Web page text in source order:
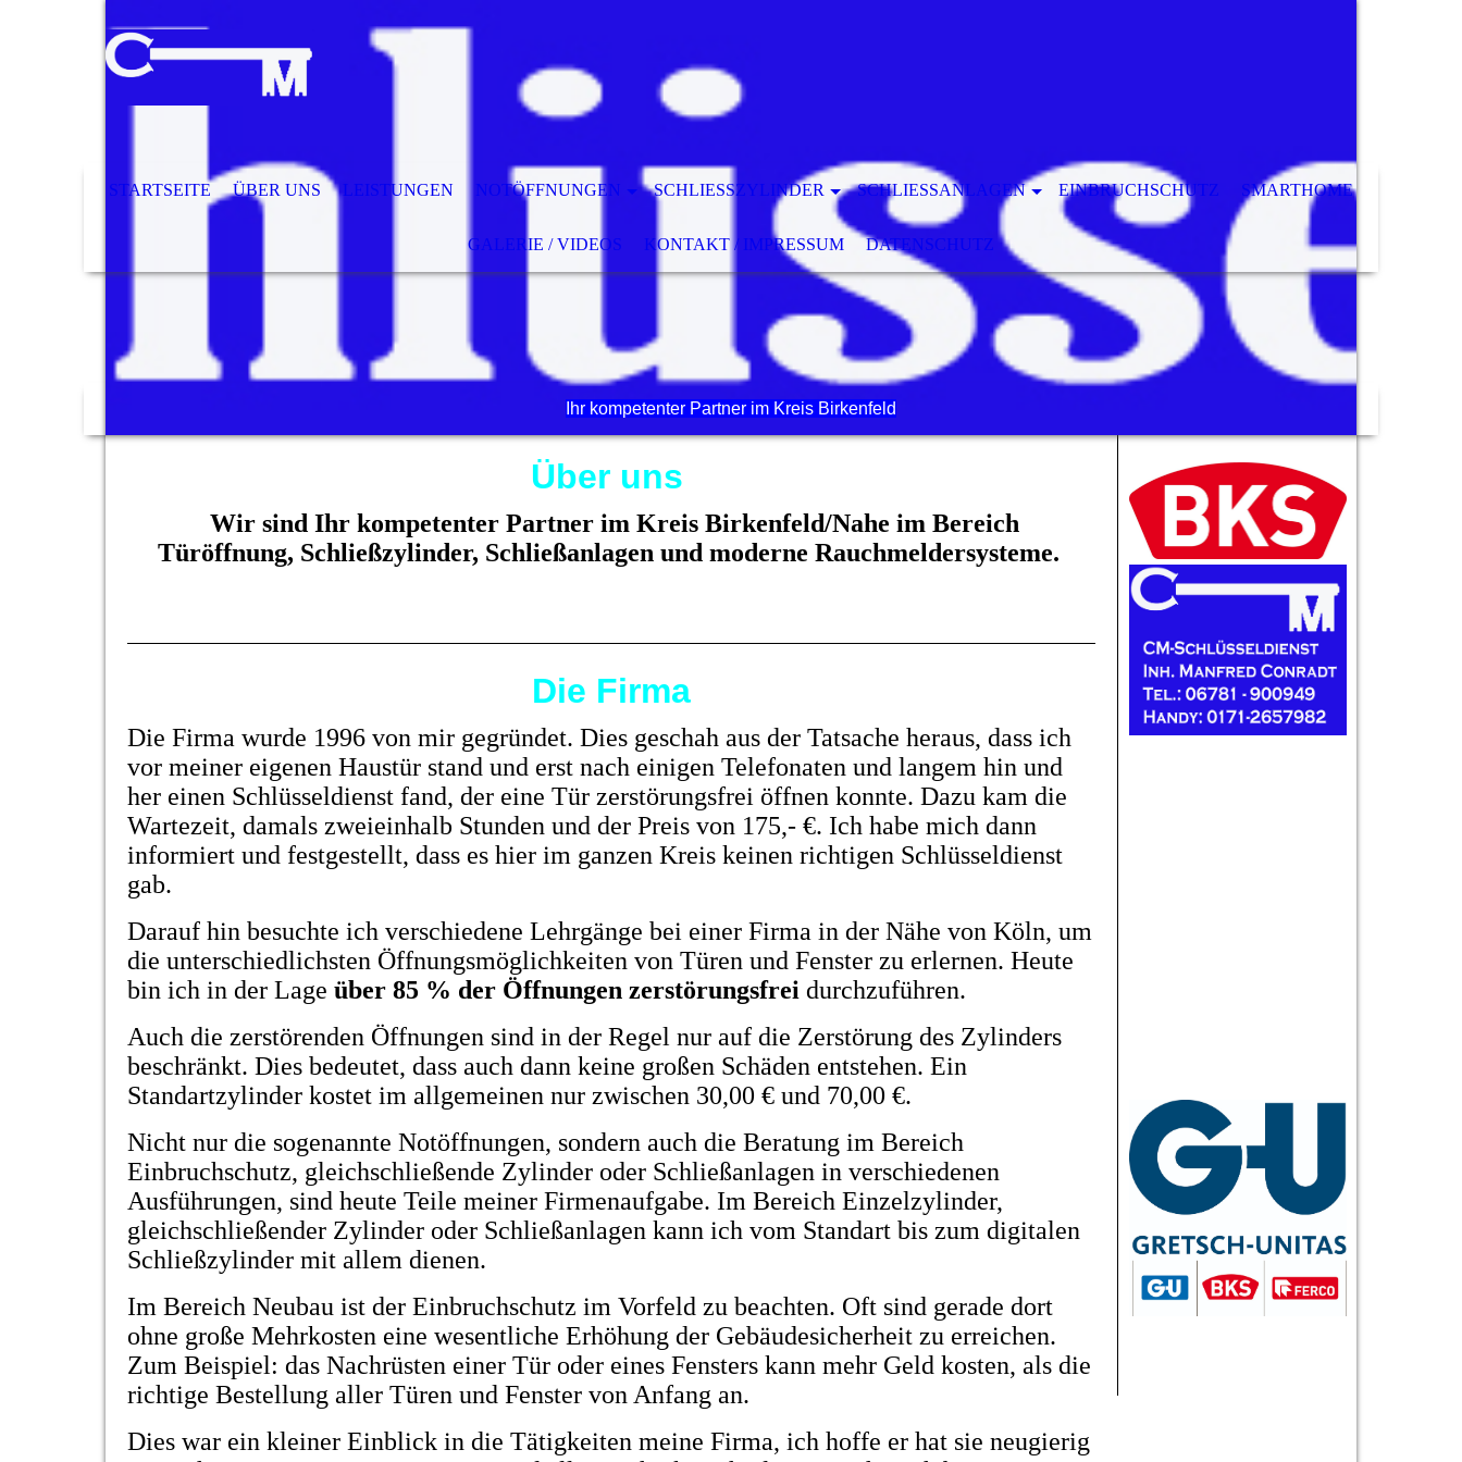
STARTSEITE ÜBER UNS LEISTUNGEN NOTÖFFNUNGEN SCHLIESSZYLINDER SCHLIESSANLAGEN EINBRUCHSCHUTZ SMARTHOME
GALERIE / VIDEOS KONTAKT / IMPRESSUM DATENSCHUTZ
Ihr kompetenter Partner im Kreis Birkenfeld
Über uns
Wir sind Ihr kompetenter Partner im Kreis Birkenfeld/Nahe im Bereich
Türöffnung, Schließzylinder, Schließanlagen und moderne Rauchmeldersysteme.
Die Firma
Die Firma wurde 1996 von mir gegründet. Dies geschah aus der Tatsache heraus, dass ich
vor meiner eigenen Haustür stand und erst nach einigen Telefonaten und langem hin und
her einen Schlüsseldienst fand, der eine Tür zerstörungsfrei öffnen konnte. Dazu kam die
Wartezeit, damals zweieinhalb Stunden und der Preis von 175,- €. Ich habe mich dann
informiert und festgestellt, dass es hier im ganzen Kreis keinen richtigen Schlüsseldienst
gab.
Darauf hin besuchte ich verschiedene Lehrgänge bei einer Firma in der Nähe von Köln, um
die unterschiedlichsten Öffnungsmöglichkeiten von Türen und Fenster zu erlernen. Heute
bin ich in der Lage über 85 % der Öffnungen zerstörungsfrei durchzuführen.
Auch die zerstörenden Öffnungen sind in der Regel nur auf die Zerstörung des Zylinders
beschränkt. Dies bedeutet, dass auch dann keine großen Schäden entstehen. Ein
Standartzylinder kostet im allgemeinen nur zwischen 30,00 € und 70,00 €.
Nicht nur die sogenannte Notöffnungen, sondern auch die Beratung im Bereich
Einbruchschutz, gleichschließende Zylinder oder Schließanlagen in verschiedenen
Ausführungen, sind heute Teile meiner Firmenaufgabe. Im Bereich Einzelzylinder,
gleichschließender Zylinder oder Schließanlagen kann ich vom Standart bis zum digitalen
Schließzylinder mit allem dienen.
Im Bereich Neubau ist der Einbruchschutz im Vorfeld zu beachten. Oft sind gerade dort
ohne große Mehrkosten eine wesentliche Erhöhung der Gebäudesicherheit zu erreichen.
Zum Beispiel: das Nachrüsten einer Tür oder eines Fensters kann mehr Geld kosten, als die
richtige Bestellung aller Türen und Fenster von Anfang an.
Dies war ein kleiner Einblick in die Tätigkeiten meine Firma, ich hoffe er hat sie neugierig